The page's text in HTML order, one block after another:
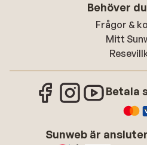
Behöver
Frågor &
Mitt
Betala
Sunweb är